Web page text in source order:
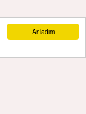
Anladım